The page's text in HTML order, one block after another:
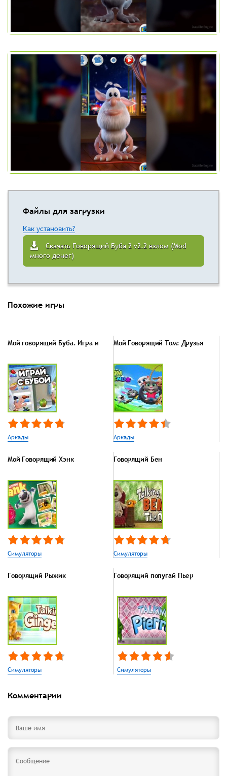
Файлы для загрузки
Как установить?
Скачать Говорящий Буба 2 v2.2 взлом (Mod
много денег)
Похожие игры
Мой говорящий Буба. Игра и
Аркады
Мой Говорящий Том: Друзья
Аркады
Мой Говорящий Хэнк
Симуляторы
Говорящий Бен
Симуляторы
Говорящий Рыжик
Симуляторы
Говорящий попугай Пьер
Симуляторы
Комментарии